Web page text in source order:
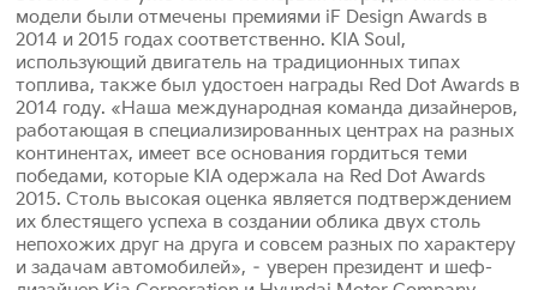
модели были отмечены премиями iF Design Awards в
2014 и 2015 годах соответственно. KIA Soul,
использующий двигатель на традиционных типах
топлива, также был удостоен награды Red Dot Awards в
2014 году. «Наша международная команда дизайнеров,
работающая в специализированных центрах на разных
континентах, имеет все основания гордиться теми
победами, которые KIA одержала на Red Dot Awards
2015. Столь высокая оценка является подтверждением
их блестящего успеха в создании облика двух столь
непохожих друг на друга и совсем разных по характеру
и задачам автомобилей», – уверен президент и шеф-